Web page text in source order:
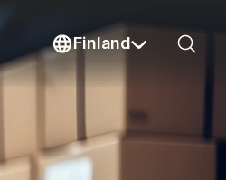
Current
Finland